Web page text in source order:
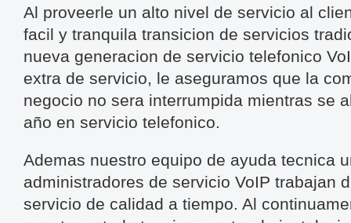
Al proveerle un alto nivel de servicio al
facil y tranquila transicion de servicios
nueva generacion de servicio telefonico
extra de servicio, le aseguramos que la
negocio no sera interrumpida mientras se
año en servicio telefonico.
Ademas nuestro equipo de ayuda tecnica
administradores de servicio VoIP trabajan
servicio de calidad a tiempo. Al